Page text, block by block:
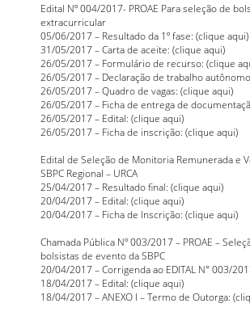
Edital Nº 004/2017- PROAE Para seleção de
extracurricular
05/06/2017 – Resultado da 1º fase: (clique aqui)
31/05/2017 – Carta de aceite: (clique aqui)
26/05/2017 – Formulário de recurso: (clique
26/05/2017 – Declaração de trabalho
26/05/2017 – Quadro de vagas: (clique aqui)
26/05/2017 – Ficha de entrega de
26/05/2017 – Edital: (clique aqui)
26/05/2017 – Ficha de inscrição: (clique aqui)
Edital de Seleção de Monitoria Remunerada e
SBPC Regional – URCA
25/04/2017 – Resultado final: (clique aqui)
20/04/2017 – Edital: (clique aqui)
20/04/2017 – Ficha de Inscrição: (clique aqui)
Chamada Pública Nº 003/2017 – PROAE –
bolsistas de evento da SBPC
20/04/2017 – Corrigenda ao EDITAL N° 003/
18/04/2017 – Edital: (clique aqui)
18/04/2017 – ANEXO I – Termo de Outorga: (